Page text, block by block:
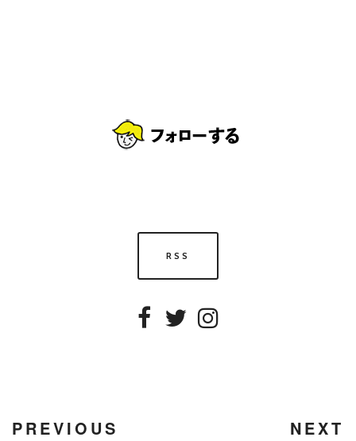
RSS
PREVIOUS NEXT